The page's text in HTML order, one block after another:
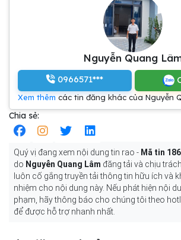
Nguyễn Quang
0966571***
Xem thêm các tin đăng khác của Nguyễn
Chia sẻ:
Quý vị đang xem nội dung tin rao - Mã tin
do Nguyễn Quang Lâm đăng tải và chịu
luôn cố gắng truyền tải thông tin hữu ích và
nhiệm cho nội dung này. Nếu phát hiện nội
phạm, hãy thông báo cho chúng tôi theo
để được hỗ trợ nhanh nhất.